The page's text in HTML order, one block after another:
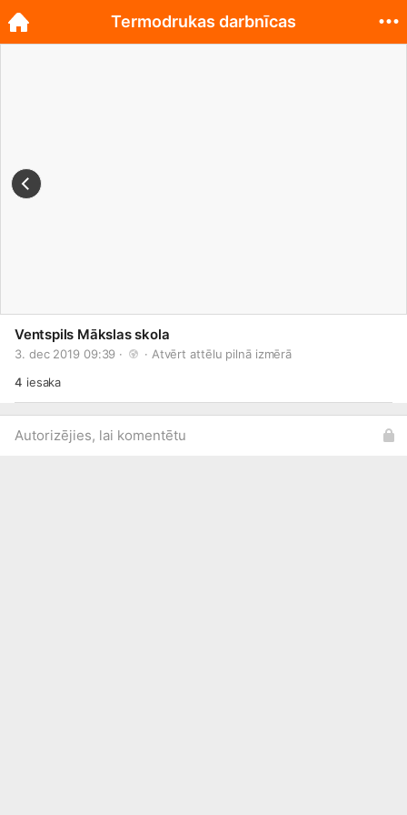
Ventspils Mākslas skola
3. dec 2019 09:39 · · Atvērt attēlu pilnā izmērā
4 iesaka
Autorizējies, lai komentētu
Termodrukas darbnīcas